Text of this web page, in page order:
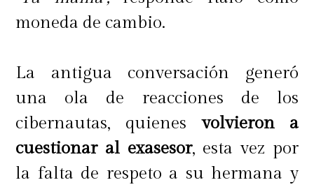
moneda de cambio.
La antigua conversación generó
una ola de reacciones de los
cibernautas, quienes volvieron a
cuestionar al exasesor, esta vez por
la falta de respeto a su hermana y